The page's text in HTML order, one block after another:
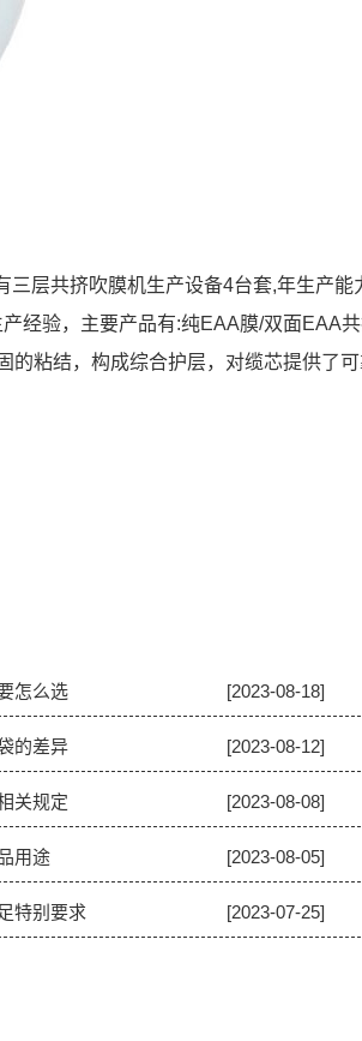
层共挤吹膜机生产设备4台套,年生产能
经验，主要产品有:纯EAA膜/双面EAA
的粘结，构成综合护层，对缆芯提供了
怎么选 [2023-08-18]
的差异 [2023-08-12]
关规定 [2023-08-08]
用途 [2023-08-05]
特别要求 [2023-07-25]